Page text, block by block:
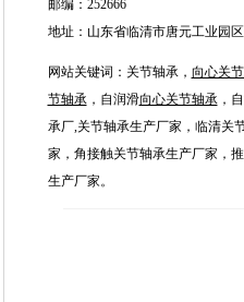
邮编：252666
地址：山东省临清市唐元工业园
网站关键词：关节轴承， 向心关
节轴承，自润滑向心关节轴承，
承厂,关节轴承生产厂家，临清关
家，角接触关节轴承生产厂家，
生产厂家。